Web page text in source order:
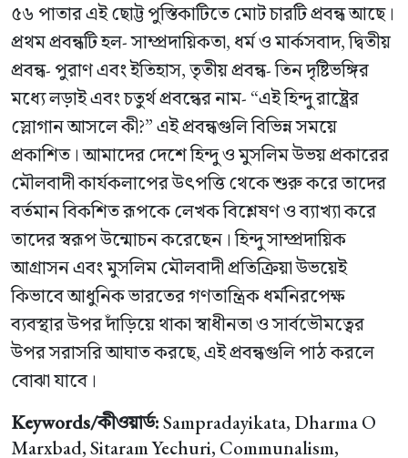
৫৬ পাতার এই ছোট্ট পুস্তিকাটিতে মোট চারটি প্রবন্ধ আছে।
প্রথম প্রবন্ধটি হল- সাম্প্রদায়িকতা, ধর্ম ও মার্কসবাদ, দ্বিতীয়
প্রবন্ধ- পুরাণ এবং ইতিহাস, তৃতীয় প্রবন্ধ- তিন দৃষ্টিভঙ্গির
মধ্যে লড়াই এবং চতুর্থ প্রবন্ধের নাম- “এই হিন্দু রাষ্ট্রের
স্লোগান আসলে কী?” এই প্রবন্ধগুলি বিভিন্ন সময়ে
প্রকাশিত। আমাদের দেশে হিন্দু ও মুসলিম উভয় প্রকারের
মৌলবাদী কার্যকলাপের উৎপত্তি থেকে শুরু করে তাদের
বর্তমান বিকশিত রূপকে লেখক বিশ্লেষণ ও ব্যাখ্যা করে
তাদের স্বরূপ উন্মোচন করেছেন। হিন্দু সাম্প্রদায়িক
আগ্রাসন এবং মুসলিম মৌলবাদী প্রতিক্রিয়া উভয়েই
কিভাবে আধুনিক ভারতের গণতান্ত্রিক ধর্মনিরপেক্ষ
ব্যবস্থার উপর দাঁড়িয়ে থাকা স্বাধীনতা ও সার্বভৌমত্বের
উপর সরাসরি আঘাত করছে, এই প্রবন্ধগুলি পাঠ করলে
বোঝা যাবে।
Keywords/কীওয়ার্ড:Sampradayikata, Dharma O
Marxbad, Sitaram Yechuri, Communalism,